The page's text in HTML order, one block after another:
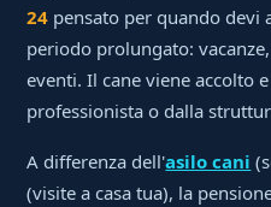
24 pensato per quando devi
periodo prolungato:
eventi. Il cane viene accolto
professionista o dalla
A differenza dell'asilo cani
(visite a casa tua), la